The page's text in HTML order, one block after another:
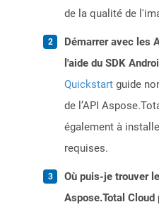
de la qualité de
Démarrer avec les
l'aide du SDK
Quickstart guide
de l’API
également à
requises.
Où puis-je trouver
Aspose.Total Cloud